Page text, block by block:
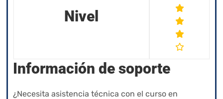
Nivel
Información de soporte
¿Necesita asistencia técnica con el curso en